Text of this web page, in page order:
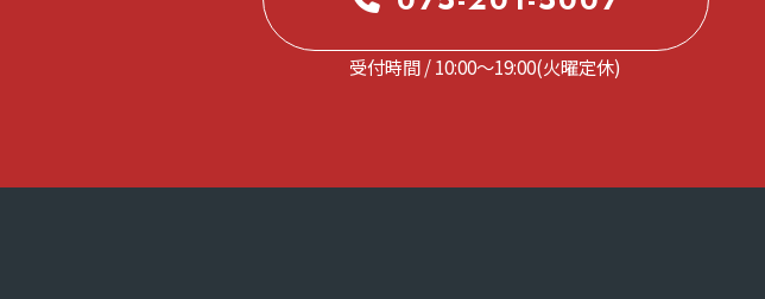
受付時間 / 10:00～19:00(火曜定休)